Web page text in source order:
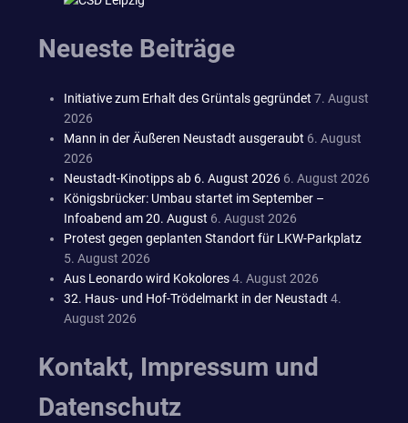
Neueste Beiträge
Initiative zum Erhalt des Grüntals gegründet 7. August
2026
Mann in der Äußeren Neustadt ausgeraubt 6. August
2026
Neustadt-Kinotipps ab 6. August 2026 6. August 2026
Königsbrücker: Umbau startet im September –
Infoabend am 20. August 6. August 2026
Protest gegen geplanten Standort für LKW-Parkplatz
5. August 2026
Aus Leonardo wird Kokolores4. August 2026
32. Haus- und Hof-Trödelmarkt in der Neustadt 4.
August 2026
Kontakt, Impressum und
Datenschutz